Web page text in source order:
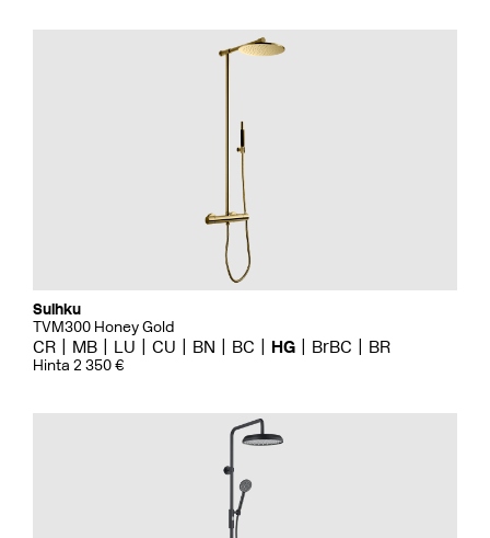
Suihku
TVM300 Honey Gold
CR MB LU CU BN BC HG BrBC BR
Hinta 2 350 €